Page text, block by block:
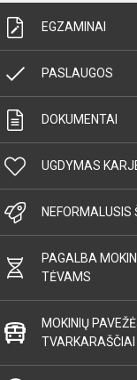
EGZAMINAI
PASLAUGOS
DOKUMENTAI
UGDYMAS
NEFORMALUSIS
PAGALBA
TĖVAMS
MOKINIŲ
TVARKARAŠČIAI